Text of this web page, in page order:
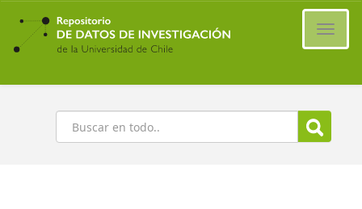
Ir
contenido
principal
Buscar